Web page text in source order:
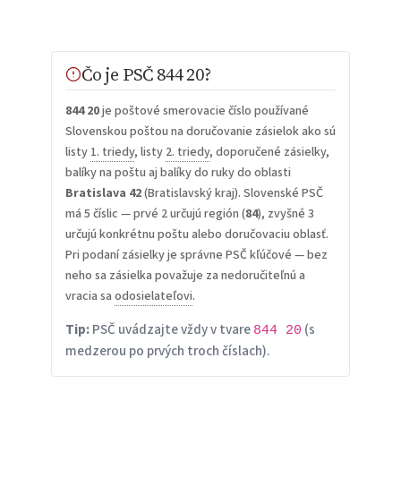
Čo je PSČ 844 20?
844 20je poštové smerovacie číslo používané
Slovenskou poštou na doručovanie zásielok ako sú
listy 1. triedy, listy 2. triedy, doporučené zásielky,
balíky na poštu aj balíky do ruky do oblasti
Bratislava 42(Bratislavský kraj). Slovenské PSČ
má 5 číslic — prvé 2 určujú región (84), zvyšné 3
určujú konkrétnu poštu alebo doručovaciu oblasť.
Pri podaní zásielky je správne PSČ kľúčové — bez
neho sa zásielka považuje za nedoručiteľnú a
vracia sa odosielateľovi.
Tip:PSČ uvádzajte vždy v tvare 844 20 (s
medzerou po prvých troch číslach).